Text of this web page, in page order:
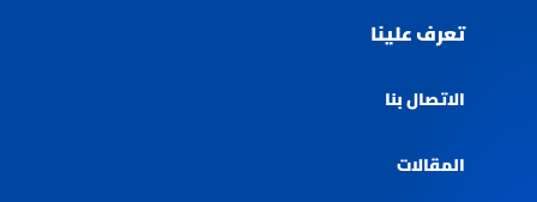
تعرف علينا
الاتصال بنا
المقالات